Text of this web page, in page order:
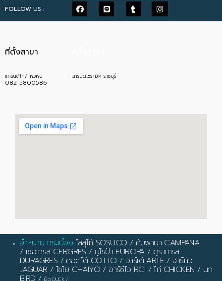
FOLLOW US :
ที่ตั้งสาขา
แกรนด์ไทล์ หัวหิน
082-5800586
แกรนด์เซรามิค ราชบุรี
จำหน่าย กระเบื้อง โสสุโก้ SOSUCO / คัมพานา CAMPANA
/ เซอเกรส CERGRES / ยูโรป้า EUROPA/ ดูราเกรส
DURAGRES / คอตโต้ COTTO / อาร์เต้ ARTE /จาร์กัว
JAGUAR / ไชโย CHAIYO / อาร์ซีไอ RCI /ไก่ CHICKEN / นก
BIRD / เป็ด DUCK /